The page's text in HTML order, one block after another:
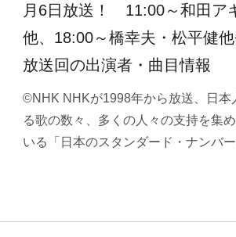
月6日放送！ 11:00～和田ア
他、18:00～橋幸夫・松平健
放送回の出演者・曲目情報
©NHK NHKが1998年から放送、日本
る歌の数々、多くの人々の支持を集
いる「日本のスタンダード・ナンバ